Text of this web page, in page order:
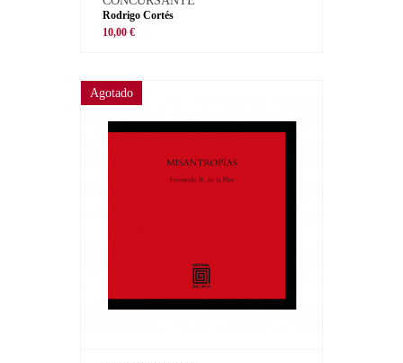
Rodrigo Cortés
10,00 €
Agotado